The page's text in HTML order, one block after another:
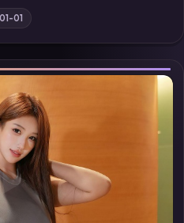
信彻底打破；摄影与配乐强化地
费观看高清电视剧在线看」延展
在线追剧体验。
01
▶